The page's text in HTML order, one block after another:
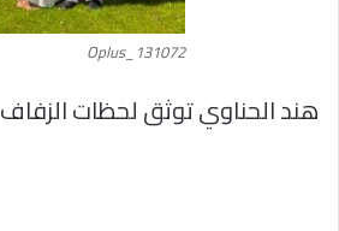
Oplus_131072
هند الحناوي توثق لحظات الزفاف